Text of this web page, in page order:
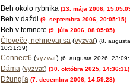
Beh okolo rybníka (13. mája 2006,
Beh v daždi (9. septembra 2006, 20:05:15)
Beh v temnote (9. júla 2006, 08:05:05)
Človeče, nehnevaj sa (vyzvať) (8.
10:31:39)
Connect6 (vyzvať) (6. augusta 2026,
Dáma (vyzvať) (30. októbra 2025, 14:36:31)
Džungľa (7. decembra 2006, 14:59:28)